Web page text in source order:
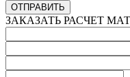
ЗАКАЗАТЬ РАСЧЕТ